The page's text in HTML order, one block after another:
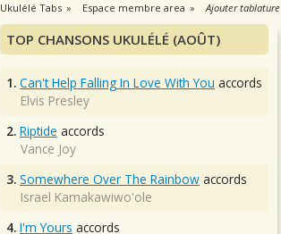
Ukulélé Tabs Espace membre area Ajouter tablature
TOP CHANSONS UKULÉLÉ (AOÛT)
1. Can't Help Falling In Love With You accords
Elvis Presley
2. Riptide accords
Vance Joy
3. Somewhere Over The Rainbow accords
Israel Kamakawiwo'ole
4. I'm Yours accords